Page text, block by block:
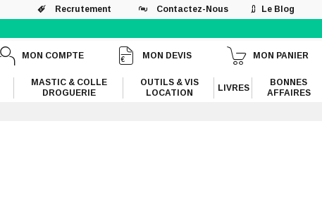
Recrutement Contactez-Nous Le Blog
MON COMPTE MON DEVIS MON PANIER
MASTIC & COLLE
DROGUERIE
OUTILS & VIS
LOCATION
LIVRES
BONNES
AFFAIRES